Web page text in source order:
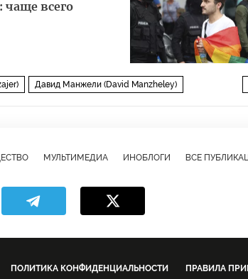
чаще всего
Давид Манжели (David Manzheley)
МУЛЬТИМЕДИА ИНОБЛОГИ ВСЕ
ПОЛИТИКА КОНФИДЕНЦИАЛЬНОСТИ ПРАВИЛА